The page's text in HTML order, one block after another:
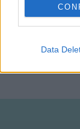
I want to
I want to
Data
ELŐADÓMŰVÉSZI